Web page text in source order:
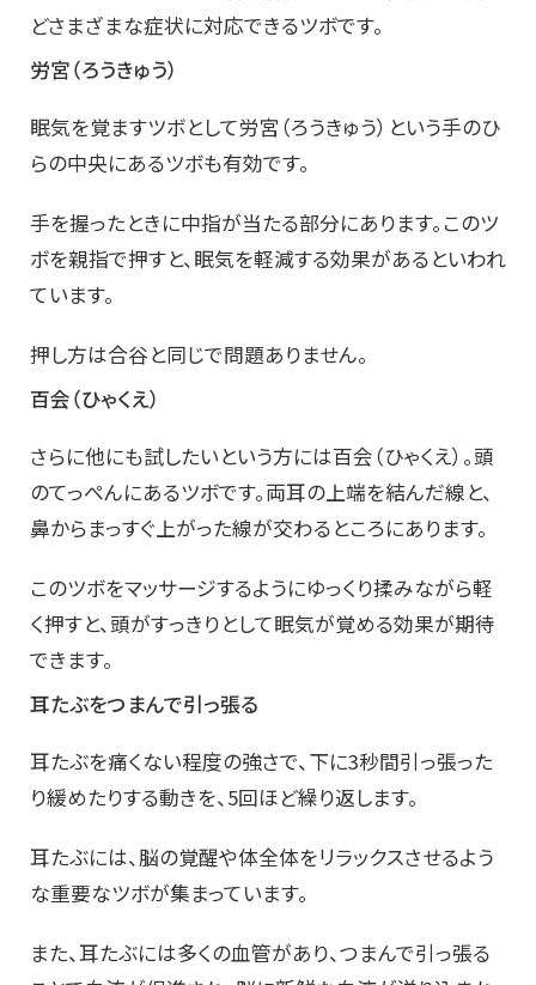
どさまざまな症状に対応できるツボです。
労宮（ろうきゅう）
眠気を覚ますツボとして労宮（ろうきゅう）という手のひ
らの中央にあるツボも有効です。
手を握ったときに中指が当たる部分にあります。このツ
ボを親指で押すと、眠気を軽減する効果があるといわれ
ています。
押し方は合谷と同じで問題ありません。
百会（ひゃくえ）
さらに他にも試したいという方には百会（ひゃくえ）。頭
のてっぺんにあるツボです。両耳の上端を結んだ線と、
鼻からまっすぐ上がった線が交わるところにあります。
このツボをマッサージするようにゆっくり揉みながら軽
く押すと、頭がすっきりとして眠気が覚める効果が期待
できます。
耳たぶをつまんで引っ張る
耳たぶを痛くない程度の強さで、下に3秒間引っ張った
り緩めたりする動きを、5回ほど繰り返します。
耳たぶには、脳の覚醒や体全体をリラックスさせるよう
な重要なツボが集まっています。
また、耳たぶには多くの血管があり、つまんで引っ張る